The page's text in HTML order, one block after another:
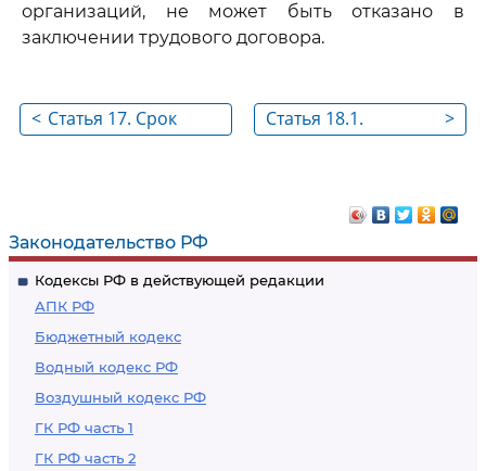
Законодательство РФ
Кодексы РФ в действующей редакции
АПК РФ
Бюджетный кодекс
Водный кодекс РФ
Воздушный кодекс РФ
ГК РФ часть 1
ГК РФ часть 2
организаций, не может быть отказано в
заключении трудового договора.
< Статья 17. Срок
>
Статья 18.1.